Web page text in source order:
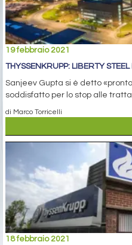
19 febbraio 2021
THYSSENKRUPP: LIBERTY
Sanjeev Gupta si è detto
soddisfatto per lo stop alle
di Marco Torricelli
18 febbraio 2021